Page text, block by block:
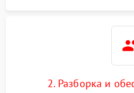
2. Разборка и